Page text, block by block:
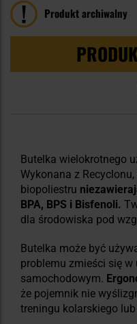
Produkt archiwalny
Butelka wielokrotnego
Wykonana z
biopoliestru
BPA, BPS i Bisfenoli.
dla środowiska pod
Butelka może być
problemu zmieści się w
samochodowym.
że pojemnik nie
treningu kolarskiego